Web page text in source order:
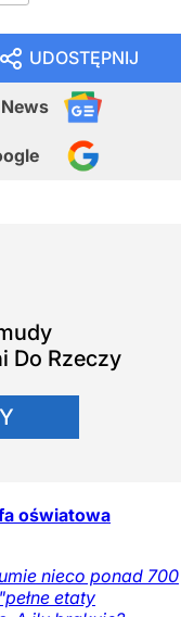
UDOSTĘPNIJ
Do Rzeczy
oświatowa
nieco ponad 700
etaty